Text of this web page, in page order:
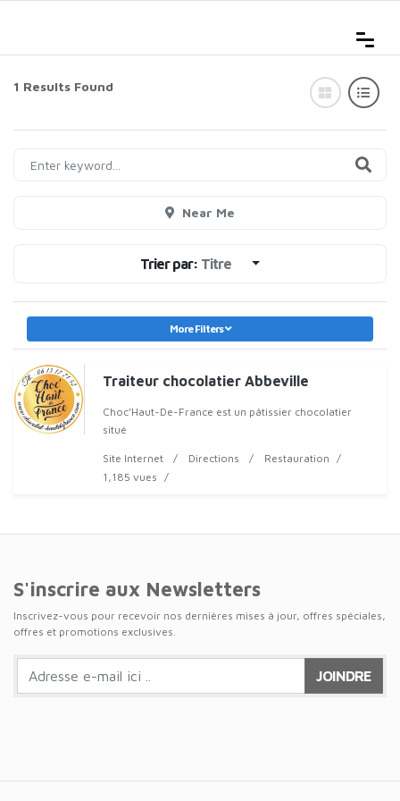
1 Results Found
Near Me
Trier par: Titre
More Filters
Traiteur chocolatier Abbeville
Choc’Haut-De-France est un pâtissier chocolatier
situé
Site Internet Directions
Restauration
1,185 vues
S'inscrire aux Newsletters
Inscrivez-vous pour recevoir nos dernières mises à jour, offres spéciales,
offres et promotions exclusives.
JOINDRE